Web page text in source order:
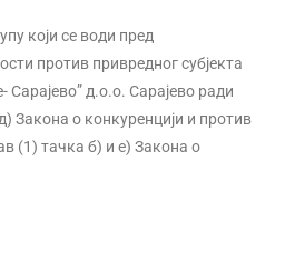
који се води пред
против привредног субјекта
Сарајево” д.о.о. Сарајево ради
Закона о конкуренцији и против
(1) тачка б) и е) Закона о